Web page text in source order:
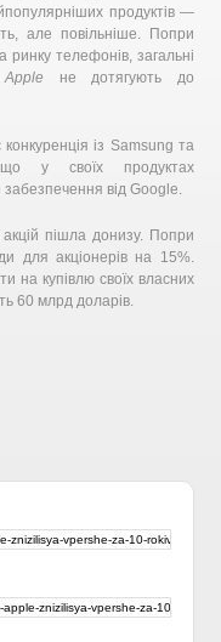
продуктів —
але повільніше. Попри
ринку телефонів, загальні
Apple не дотягують до
із Samsung та
у своїх продуктах
від Google.
пішла донизу. Попри
для акціонерів на 15%.
на купівлю своїх власних
60 млрд доларів.